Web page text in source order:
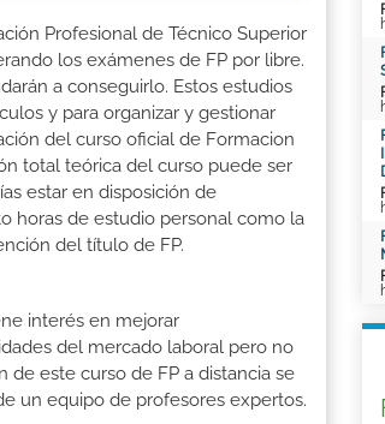
Profesional de Técnico Superior
los exámenes de FP por libre.
a conseguirlo. Estos estudios
y para organizar y gestionar
del curso oficial de Formacion
total teórica del curso puede ser
estar en disposición de
horas de estudio personal como la
del título de FP.
interés en mejorar
del mercado laboral pero no
este curso de FP a distancia se
un equipo de profesores expertos.